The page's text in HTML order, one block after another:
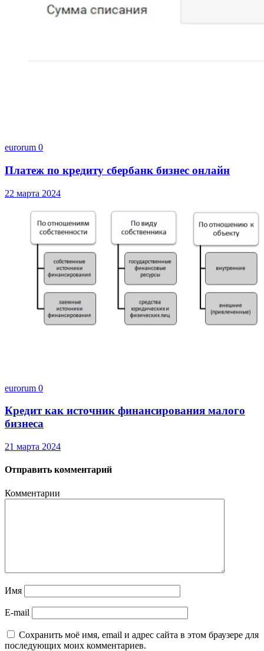
eurorum 0
Платеж по кредиту сбербанк бизнес онлайн
22 марта 2024
eurorum 0
Кредит как источник финансирования малого
бизнеса
21 марта 2024
Отправить комментарий
Комментарии
Имя
E-mail
Сохранить моё имя, email и адрес сайта в этом браузере для
последующих моих комментариев.